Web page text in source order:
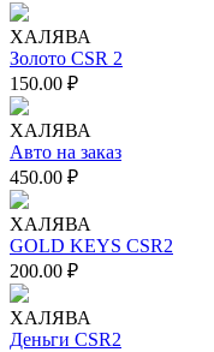
ХАЛЯВА
Золото CSR 2
150.00 ₽
ХАЛЯВА
Авто на заказ
450.00 ₽
ХАЛЯВА
GOLD KEYS CSR2
200.00 ₽
ХАЛЯВА
Деньги CSR2